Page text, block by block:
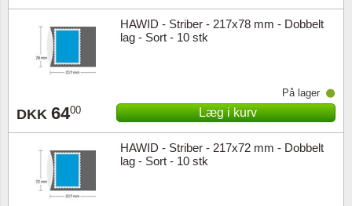
HAWID - Striber - 217x78 mm - Dobbelt
lag - Sort - 10 stk
DKK 6400
På lager
Læg i kurv
HAWID - Striber - 217x72 mm - Dobbelt
lag - Sort - 10 stk